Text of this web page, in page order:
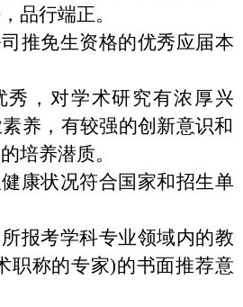
品行端正。
推免生资格的优秀应届本
秀，对学术研究有浓厚兴
养，有较强的创新意识和
培养潜质。
康状况符合国家和招生单
报考学科专业领域内的教
职称的专家)的书面推荐意